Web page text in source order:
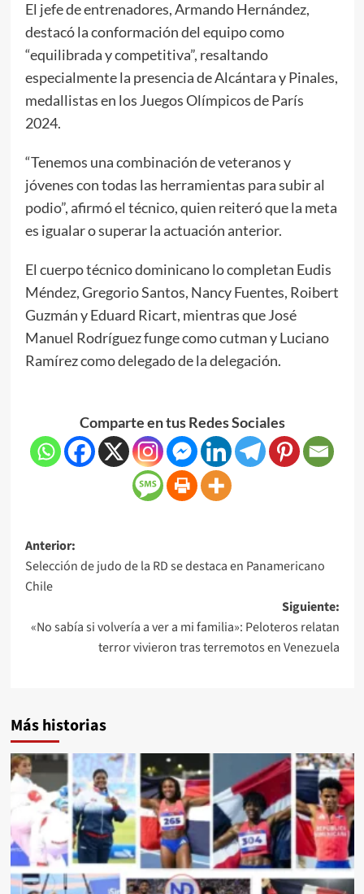
El jefe de entrenadores, Armando Hernández,
destacó la conformación del equipo como
“equilibrada y competitiva”, resaltando
especialmente la presencia de Alcántara y Pinales,
medallistas en los Juegos Olímpicos de París
2024.
“Tenemos una combinación de veteranos y
jóvenes con todas las herramientas para subir al
podio”, afirmó el técnico, quien reiteró que la meta
es igualar o superar la actuación anterior.
El cuerpo técnico dominicano lo completan Eudis
Méndez, Gregorio Santos, Nancy Fuentes, Roibert
Guzmán y Eduard Ricart, mientras que José
Manuel Rodríguez funge como cutman y Luciano
Ramírez como delegado de la delegación.
Comparte en tus Redes Sociales
Anterior:
Selección de judo de la RD se destaca en Panamericano
Chile
Siguiente:
«No sabía si volvería a ver a mi familia»: Peloteros relatan
terror vivieron tras terremotos en Venezuela
Más historias